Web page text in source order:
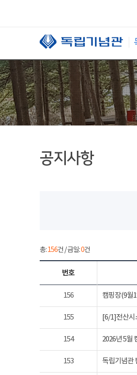
공지사항
총:156건 / 금일:0건
번호
156 캠핑장(9월
155 [6/1]전산시
154 2026년 5월
153 독립기념관